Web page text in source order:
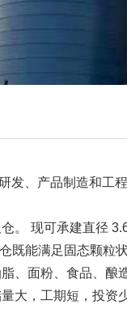
、产品制造和工程
。 现可承建直径
既能满足固态颗粒
、面粉、食品、酿
大，工期短，投资